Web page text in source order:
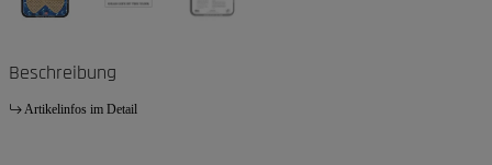
Beschreibung
Artikelinfos im Detail